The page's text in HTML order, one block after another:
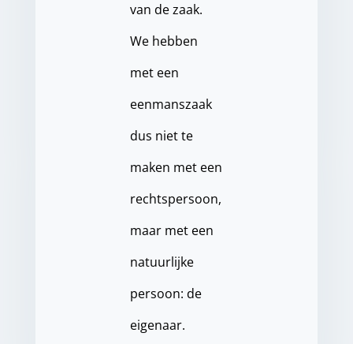
van de zaak.
We hebben
met een
eenmanszaak
dus niet te
maken met een
rechtspersoon,
maar met een
natuurlijke
persoon: de
eigenaar.